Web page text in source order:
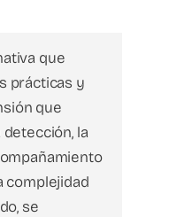
que
prácticas y
que
la
complejidad
se